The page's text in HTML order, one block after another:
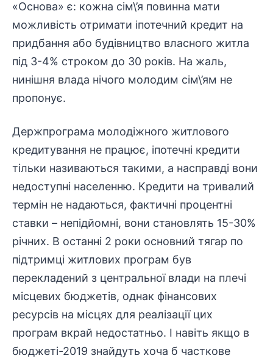
«Основа» є: кожна сім\’я повинна мати
можливість отримати іпотечний кредит на
придбання або будівництво власного житла
під 3-4% строком до 30 років. На жаль,
нинішня влада нічого молодим сім\’ям не
пропонує.
Держпрограма молодіжного житлового
кредитування не працює, іпотечні кредити
тільки називаються такими, а насправді вони
недоступні населенню. Кредити на тривалий
термін не надаються, фактичні процентні
ставки – непідйомні, вони становлять 15-30%
річних. В останні 2 роки основний тягар по
підтримці житлових програм був
перекладений з центральної влади на плечі
місцевих бюджетів, однак фінансових
ресурсів на місцях для реалізації цих
програм вкрай недостатньо. І навіть якщо в
бюджеті-2019 знайдуть хоча б часткове